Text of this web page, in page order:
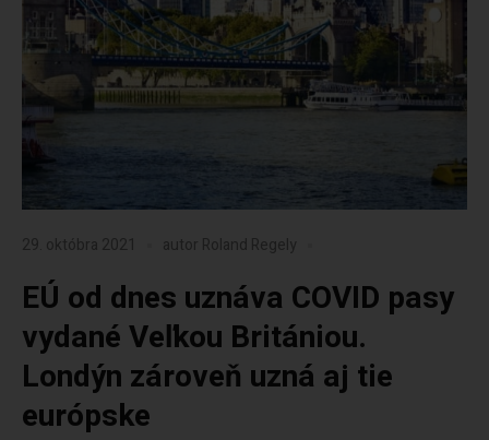
29. októbra 2021 autor Roland Regely
EÚ od dnes uznáva COVID pasy
vydané Veľkou Britániou.
Londýn zároveň uzná aj tie
európske